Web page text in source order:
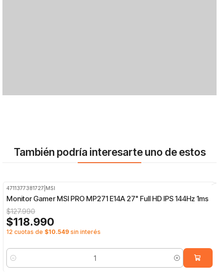
También podría interesarte uno de estos
4711377381727 MSI
Monitor Gamer MSI PRO MP271 E14A 27" Full HD IPS 144Hz 1ms
$127.990
$118.990
12 cuotas de $10.549 sin interés
Cantidad